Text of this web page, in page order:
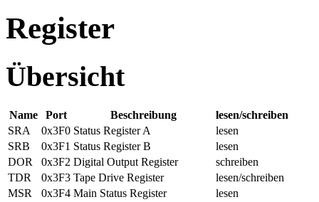
Register
Übersicht
Name Port Beschreibung
lesen/schreiben
SRA
0x3F0 Status Register A
lesen
SRB
0x3F1 Status Register B
lesen
DOR
0x3F2 Digital Output Register
schreiben
TDR
0x3F3 Tape Drive Register
lesen/schreiben
MSR
0x3F4 Main Status Register
lesen